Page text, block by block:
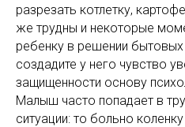
разрезать котлетку,
же трудны и некоторые
ребенку в решении
создадите у него чувство
защищенности основу
Малыш часто попадает в
ситуации: то больно